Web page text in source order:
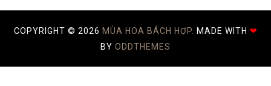
COPYRIGHT © 2026 MÙA HOA BÁCH HỢP. MADE WITH ❤
BY ODDTHEMES